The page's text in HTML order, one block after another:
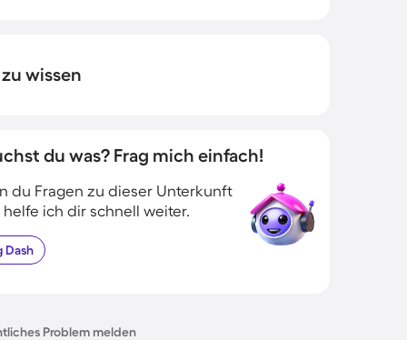
wissen
du was? Frag mich einfach!
du Fragen zu dieser Unterkunft
helfe ich dir schnell weiter.
Dash
Problem melden